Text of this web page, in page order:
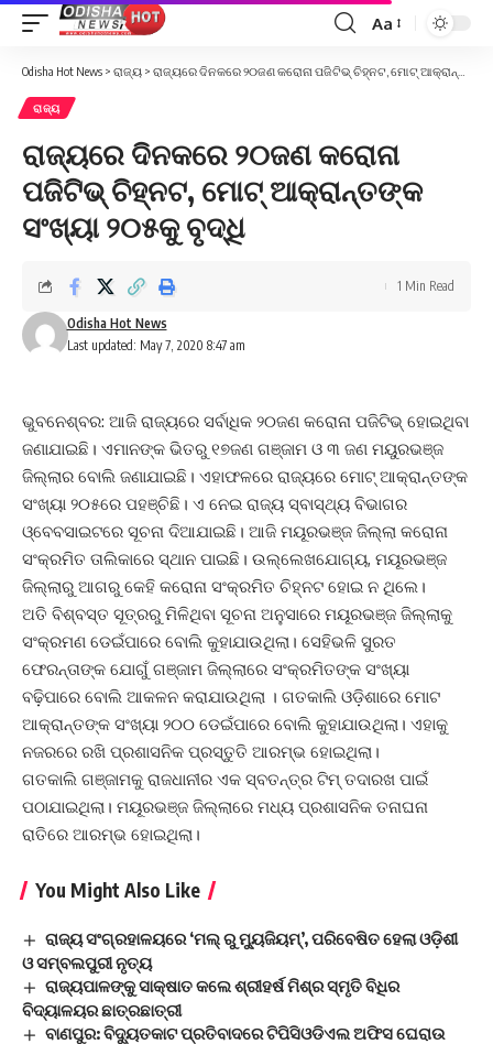
Font
Aa
Odisha Hot News > ରାଜ୍ୟ > ରାଜ୍ୟରେ ଦିନକରେ ୨୦ଜଣ କରୋନା ପଜିଟିଭ୍ ଚିହ୍ନଟ, ମୋଟ୍ ଆକ୍ରାନ୍ତଙ୍କ ସଂଖ୍ୟା ୨୦୫କୁ ବୃଦ୍ଧି
ରାଜ୍ୟ
ରାଜ୍ୟରେ ଦିନକରେ ୨୦ଜଣ କରୋନା
ପଜିଟିଭ୍ ଚିହ୍ନଟ, ମୋଟ୍ ଆକ୍ରାନ୍ତଙ୍କ
ସଂଖ୍ୟା ୨୦୫କୁ ବୃଦ୍ଧି
Last updated: May 7, 2020 8:47 am
Odisha Hot News
1 Min Read
ଭୁବନେଶ୍ବର: ଆଜି ରାଜ୍ୟରେ ସର୍ବାଧିକ ୨୦ଜଣ କରୋନା ପଜିଟିଭ୍ ହୋଇଥିବା
ଜଣାଯାଇଛି। ଏମାନଙ୍କ ଭିତରୁ ୧୭ଜଣ ଗଞ୍ଜାମ ଓ ୩ ଜଣ ମୟୁରଭଞ୍ଜ
ଜିଲ୍ଲାର ବୋଲି ଜଣାଯାଇଛି। ଏହାଫଳରେ ରାଜ୍ୟରେ ମୋଟ୍ ଆକ୍ରାନ୍ତଙ୍କ
ସଂଖ୍ୟା ୨୦୫ରେ ପହଞ୍ଚିଛି। ଏ ନେଇ ରାଜ୍ୟ ସ୍ବାସ୍ଥ୍ୟ ବିଭାଗର
ଓ୍ବେବସାଇଟରେ ସୂଚନା ଦିଆଯାଇଛି। ଆଜି ମୟୂରଭଞ୍ଜ ଜିଲ୍ଲା କରୋନା
ସଂକ୍ରମିତ ତାଲିକାରେ ସ୍ଥାନ ପାଇଛି। ଉଲ୍ଲେଖଯୋଗ୍ୟ, ମୟୂରଭଞ୍ଜ
ଜିଲ୍ଲାରୁ ଆଗରୁ କେହି କ‌ରୋନା ସଂକ୍ରମିତ ଚିହ୍ନଟ ହୋଇ ନ ଥିଲେ।
ଅତି ବିଶ୍ବସ୍ତ ସୂତ୍ରରୁ ମିଳିଥିବା ସୂଚନା ଅନୁସାରେ ମୟୂରଭଞ୍ଜ ଜିଲ୍ଲାକୁ
ସଂକ୍ରମଣ ଡେଇଁପାରେ ବୋଲି କୁହାଯାଉଥିଲା। ସେହିଭଳି ସୁରତ
ଫେରନ୍ତାଙ୍କ ଯୋଗୁଁ ଗଞ୍ଜାମ ଜିଲ୍ଲାରେ ସଂକ୍ରମିତଙ୍କ ସଂଖ୍ୟା
ବଢ଼ିପାରେ ବୋଲି ଆକଳନ କରାଯାଉଥିଲା । ଗତକାଲି ଓଡ଼ିଶାରେ ମୋଟ
ଆକ୍ରାନ୍ତଙ୍କ ସଂଖ୍ୟା ୨୦୦ ଡେଇଁପାରେ ବୋଲି କୁହାଯାଉଥିଲା। ଏହାକୁ
ନଜରରେ ରଖି ପ୍ରଶାସନିକ ପ୍ରସ୍ତୁତି ଆରମ୍ଭ ହୋଇଥିଲା।
ଗତକାଲି ଗଞ୍ଜାମକୁ ରାଜଧାନୀର ଏକ ସ୍ବତନ୍ତ୍ର ଟିମ୍ ତଦାରଖ ପାଇଁ
ପଠାଯାଇଥିଲା। ମୟୂରଭଞ୍ଜ ଜିଲ୍ଲାରେ ମଧ୍ୟ ପ୍ରଶାସନିକ ତନାଘନା
ରାତିରେ ଆରମ୍ଭ ହୋଇଥିଲା।
You Might Also Like
ରାଜ୍ୟ ସଂଗ୍ରହାଳୟରେ ‘ମଲ୍‌ ରୁ ମ୍ୟୁଜିୟମ୍‌’, ପରିବେଷିତ ହେଲା ଓଡ଼ିଶୀ
ଓ ସମ୍ବଲପୁରୀ ନୃତ୍ୟ
ରାଜ୍ୟପାଳଙ୍କୁ ସାକ୍ଷାତ କଲେ ଶ୍ରୀହର୍ଷ ମିଶ୍ର ସ୍ମୃତି ବିଧିର
ବିଦ୍ୟାଳୟର ଛାତ୍ରଛାତ୍ରୀ
ବାଣପୁର: ବିଦ୍ୟୁତକାଟ ପ୍ରତିବାଦରେ ଟିପିସିଓଡିଏଲ ଅଫିସ ଘେରାଉ